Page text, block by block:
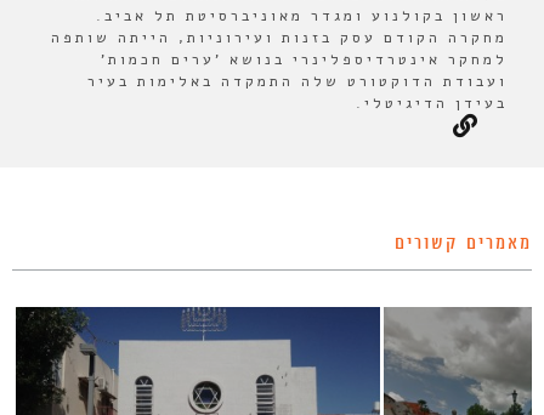
ראשון בקולנוע ומגדר מאוניברסיטת תל אביב.
מחקרה הקודם עסק בזנות ועירוניות, הייתה שותפה
למחקר אינטרדיספלינרי בנושא 'ערים חכמות'
ועבודת הדוקטורט שלה התמקדה באלימות בעיר
בעידן הדיגיטלי.
מאמרים קשורים